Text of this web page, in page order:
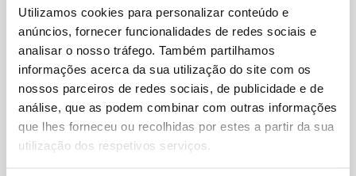
Utilizamos cookies para personalizar conteúdo e
anúncios, fornecer funcionalidades de redes sociais e
analisar o nosso tráfego. Também partilhamos
informações acerca da sua utilização do site com os
nossos parceiros de redes sociais, de publicidade e de
análise, que as podem combinar com outras informações
que lhes forneceu ou recolhidas por estes a partir da sua
utilização dos respetivos serviços.
deve ser absolutamente ignorada a dimensão
familiar do processo de integração:
várias vezes salientada pelo
Magistério,(7) de políticas capazes de favorecer e
privilegiar as reunificações
familiares. No que diz respeito às populações
autóctones, elas devem ser ajudadas,